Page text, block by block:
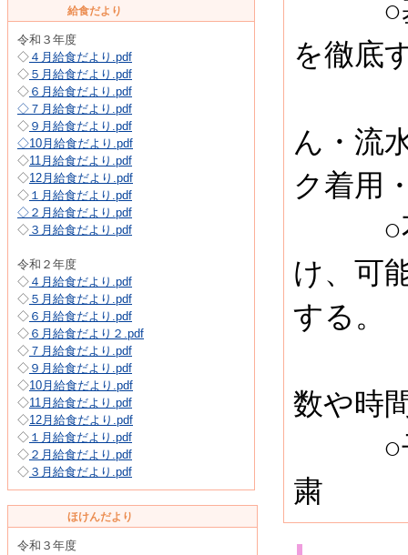
給食だより
令和３年度
◇ ４月給食だより.pdf
◇ ５月給食だより.pdf
◇ ６月給食だより.pdf
◇ ７月給食だより.pdf
◇ ９月給食だより.pdf
◇10月給食だより.pdf
◇11月給食だより.pdf
◇12月給食だより.pdf
◇ １月給食だより.pdf
◇ ２月給食だより.pdf
◇ ３月給食だより.pdf
令和２年度
◇ ４月給食だより.pdf
◇ ５月給食だより.pdf
◇ ６月給食だより.pdf
◇ ６月給食だより２.pdf
◇ ７月給食だより.pdf
◇ ９月給食だより.pdf
◇10月給食だより.pdf
◇11月給食だより.pdf
◇12月給食だより.pdf
◇ １月給食だより.pdf
◇ ２月給食だより.pdf
◇ ３月給食だより.pdf
ほけんだより
令和３年度
○基
を徹底
ん・流
ク着用
○不
け、可
する。
数や時
○子
粛